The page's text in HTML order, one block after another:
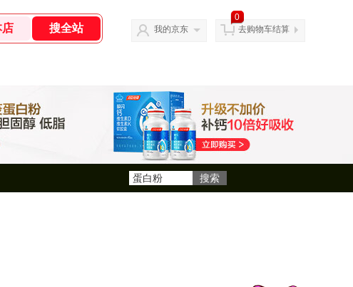
我的京东
0
去购物车结算